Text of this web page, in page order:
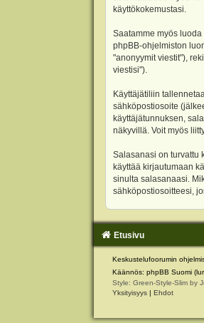
käyttökokemustasi.
Saatamme myös
phpBB-ohjelmiston
"anonyymit viestit"),
viestisi").
Käyttäjätiliin
sähköpostiosoite
käyttäjätunnuksen,
näkyvillä. Voit myös
Salasanasi on turvattu
käyttää kirjautumaan
sinulta salasanaasi.
sähköpostiosoitteesi,
Etusivu
Keskustelufoorumin
Käännös: phpBB Suomi
Style: Green-Style-Slim by
Yksityisyys | Ehdot